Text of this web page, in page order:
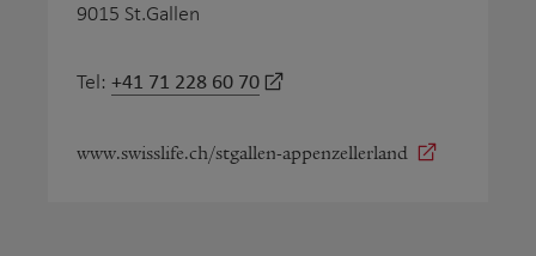
9015 St.Gallen
Tel: +41 71 228 60 70
www.swisslife.ch/stgallen-appenzellerland